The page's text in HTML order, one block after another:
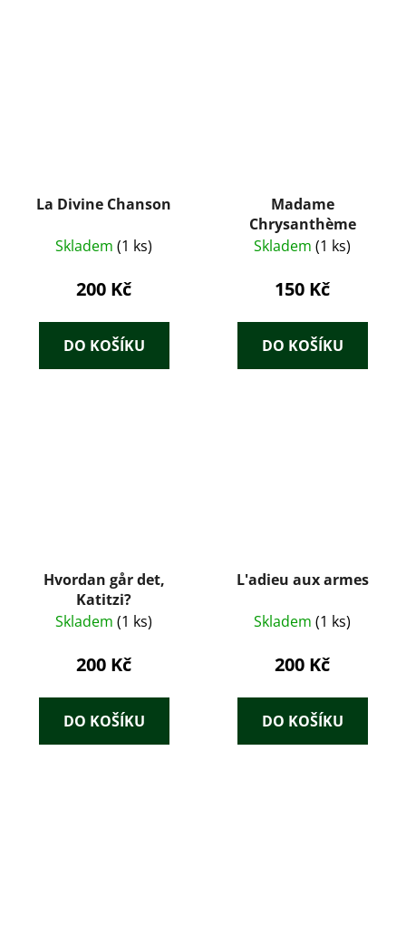
La Divine Chanson
Skladem (1 ks)
200 Kč
DO KOŠÍKU
Madame
Chrysanthème
Skladem (1 ks)
150 Kč
DO KOŠÍKU
Hvordan går det,
Katitzi?
Skladem (1 ks)
200 Kč
DO KOŠÍKU
L'adieu aux armes
Skladem (1 ks)
200 Kč
DO KOŠÍKU